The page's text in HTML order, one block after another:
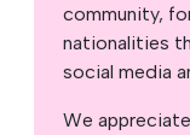
community,
nationalities
social media
We